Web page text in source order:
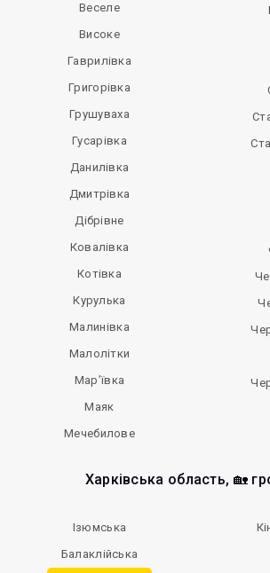
Веселе
Високе
Гаврилівка
Григорівка
Грушуваха
Гусарівка
Данилівка
Дмитрівка
Дібрівне
Ковалівка
Котівка
Курулька
Малинівка
Малолітки
Мар’ївка
Маяк
Мечебилове
Харківська область, 🏡
Ізюмська
Балаклійська